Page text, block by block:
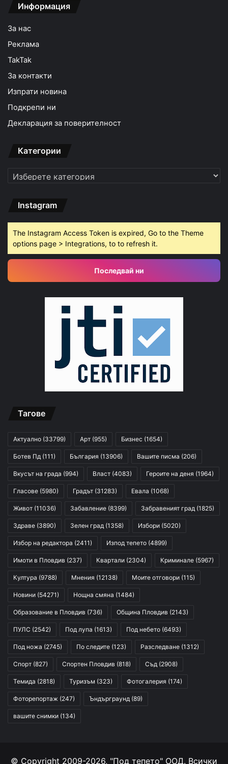
Информация
За нас
Реклама
TakTak
За контакти
Изпрати новина
Подкрепи ни
Декларация за поверителност
Категории
Категории
Instagram
The Instagram Access Token is expired, Go to the Theme
options page > Integrations, to to refresh it.
Последвай ни
Тагове
Актуално (33799) Арт (955) Бизнес (1654)
Ботев Пд (111) България (13906) Вашите писма (206)
Вкусът на града (994) Власт (4083) Героите на деня (1964)
Гласове (5980) Градът (31283) Евала (1068)
Живот (11036) Забавление (8399) Забравеният град (1825)
Здраве (3890) Зелен град (1358) Избори (5020)
Избор на редактора (2411) Изпод тепето (4899)
Имоти в Пловдив (237) Квартали (2304) Криминале (5967)
Култура (9788) Мнения (12138) Моите отговори (115)
Новини (54271) Нощна смяна (1484)
Образование в Пловдив (736) Община Пловдив (2143)
ПУЛС (2542) Под лупа (1613) Под небето (6493)
Под ножа (2745) По следите (123) Разследване (1312)
Спорт (827) Спортен Пловдив (818) Съд (2908)
Темида (2818) Туризъм (323) Фотогалерия (174)
Фоторепортаж (247) Ъндърграунд (89)
вашите снимки (134)
© Copyright 2009-2026, "Под тепето" ООД. Всички